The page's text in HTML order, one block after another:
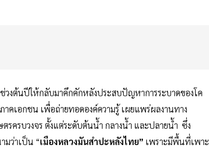
วงต้นปีให้กลับมาคึกคักหลังประสบปัญหาการระบาดของโค
คเอกชน เพื่อถ่ายทอดองค์ความรู้ เผยแพร่ผลงานทาง
รครบวงจร ตั้งแต่ระดับต้นน้ำ กลางน้ำ และปลายน้ำ ซึ่ง
มว่าเป็น “เมืองหลวงมันสำปะหลังไทย” เพราะมีพื้นที่เพาะ